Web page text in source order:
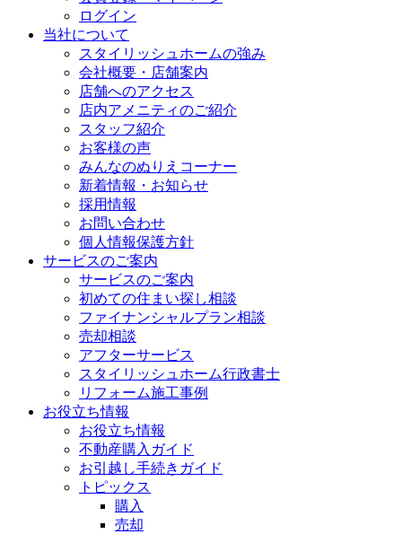
ログイン
当社について
スタイリッシュホームの強み
会社概要・店舗案内
店舗へのアクセス
店内アメニティのご紹介
スタッフ紹介
お客様の声
みんなのぬりえコーナー
新着情報・お知らせ
採用情報
お問い合わせ
個人情報保護方針
サービスのご案内
サービスのご案内
初めての住まい探し相談
ファイナンシャルプラン相談
売却相談
アフターサービス
スタイリッシュホーム行政書士
リフォーム施工事例
お役立ち情報
お役立ち情報
不動産購入ガイド
お引越し手続きガイド
トピックス
購入
売却